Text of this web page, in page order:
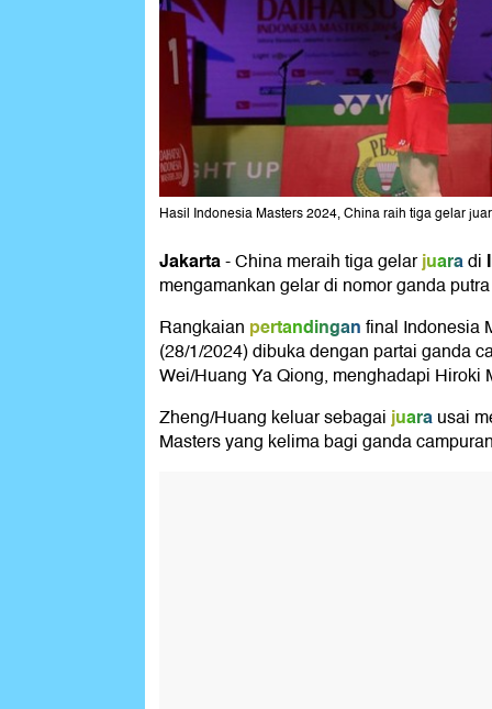
Hasil Indonesia Masters 2024, China raih tiga gelar
Jakarta-China meraih tiga gelarjuaradi
mengamankan gelar di nomor ganda
Rangkaian pertandinganfinal Indonesia
(28/1/2024) dibuka dengan partai ganda
Wei/Huang Ya Qiong, menghadapi Hiroki
Zheng/Huang keluar sebagaijuarausai
Masters yang kelima bagi ganda